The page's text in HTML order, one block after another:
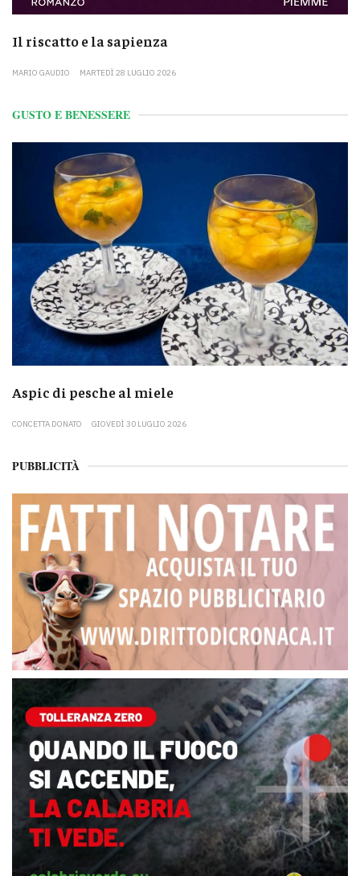
Il riscatto e la sapienza
MARIO GAUDIO MARTEDÌ 28 LUGLIO 2026
GUSTO E BENESSERE
Aspic di pesche al miele
CONCETTA DONATO GIOVEDÌ 30 LUGLIO 2026
PUBBLICITÀ